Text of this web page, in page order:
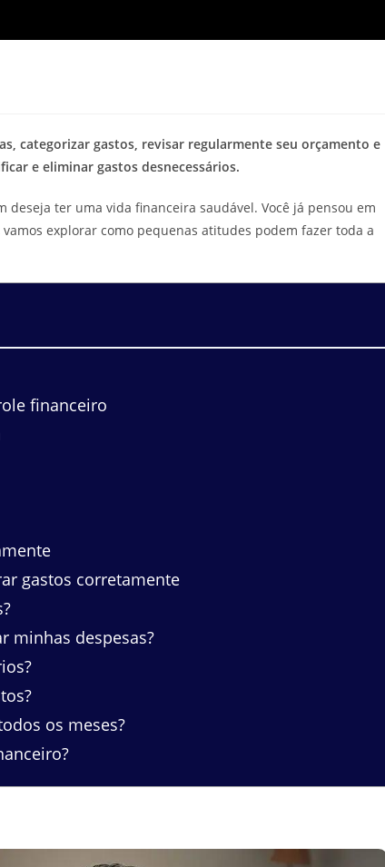
categorizar gastos, revisar regularmente seu orçamento e
e eliminar gastos desnecessários.
ter uma vida financeira saudável. Você já pensou em
explorar como pequenas atitudes podem fazer toda a
financeiro
gastos corretamente
minhas despesas?
os meses?